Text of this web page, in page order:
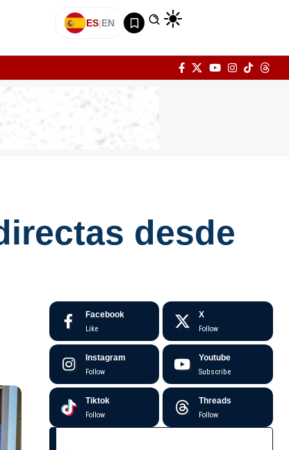
ES|EN
desde
Facebook
Like
X
Follow
Instagram
Follow
Youtube
Subscribe
Tiktok
Follow
Threads
Follow